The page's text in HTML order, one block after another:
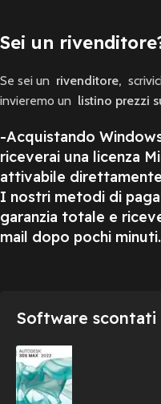
Sei un
Se sei un rivenditore,
invieremo un listino prezzi
-Acquistando
riceverai una licenza
attivabile
I nostri metodi di
garanzia totale e
mail dopo pochi minuti.
Software scontati